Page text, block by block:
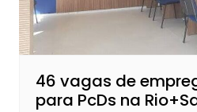
46 vagas de
para PcDs na